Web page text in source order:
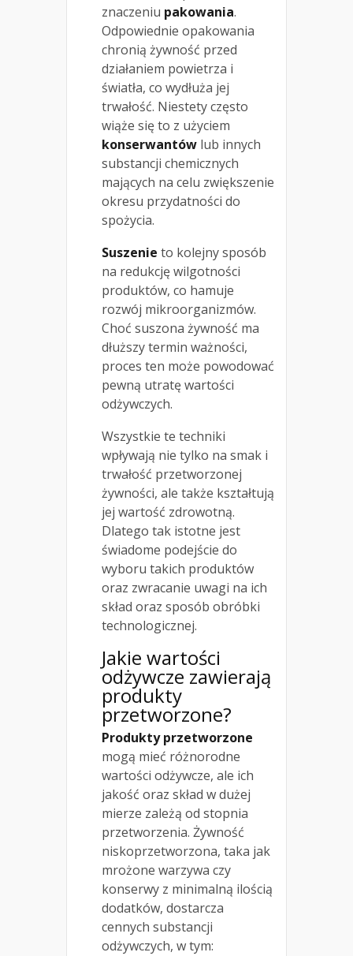
znaczeniu pakowania.
Odpowiednie opakowania
chronią żywność przed
działaniem powietrza i
światła, co wydłuża jej
trwałość. Niestety często
wiąże się to z użyciem
konserwantów lub innych
substancji chemicznych
mających na celu zwiększenie
okresu przydatności do
spożycia.
Suszenie to kolejny sposób
na redukcję wilgotności
produktów, co hamuje
rozwój mikroorganizmów.
Choć suszona żywność ma
dłuższy termin ważności,
proces ten może powodować
pewną utratę wartości
odżywczych.
Wszystkie te techniki
wpływają nie tylko na smak i
trwałość przetworzonej
żywności, ale także kształtują
jej wartość zdrowotną.
Dlatego tak istotne jest
świadome podejście do
wyboru takich produktów
oraz zwracanie uwagi na ich
skład oraz sposób obróbki
technologicznej.
Jakie wartości
odżywcze zawierają
produkty
przetworzone?
Produkty przetworzone
mogą mieć różnorodne
wartości odżywcze, ale ich
jakość oraz skład w dużej
mierze zależą od stopnia
przetworzenia. Żywność
niskoprzetworzona, taka jak
mrożone warzywa czy
konserwy z minimalną ilością
dodatków, dostarcza
cennych substancji
odżywczych, w tym: